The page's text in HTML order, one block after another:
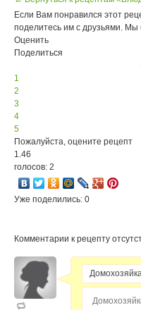
Если Вам понравился этот
поделитесь им с друзьями. Мы
Оценить
Поделиться
1
2
3
4
5
Пожалуйста, оцените рецепт
1.46
голосов: 2
Уже поделились: 0
Комментарии к рецепту